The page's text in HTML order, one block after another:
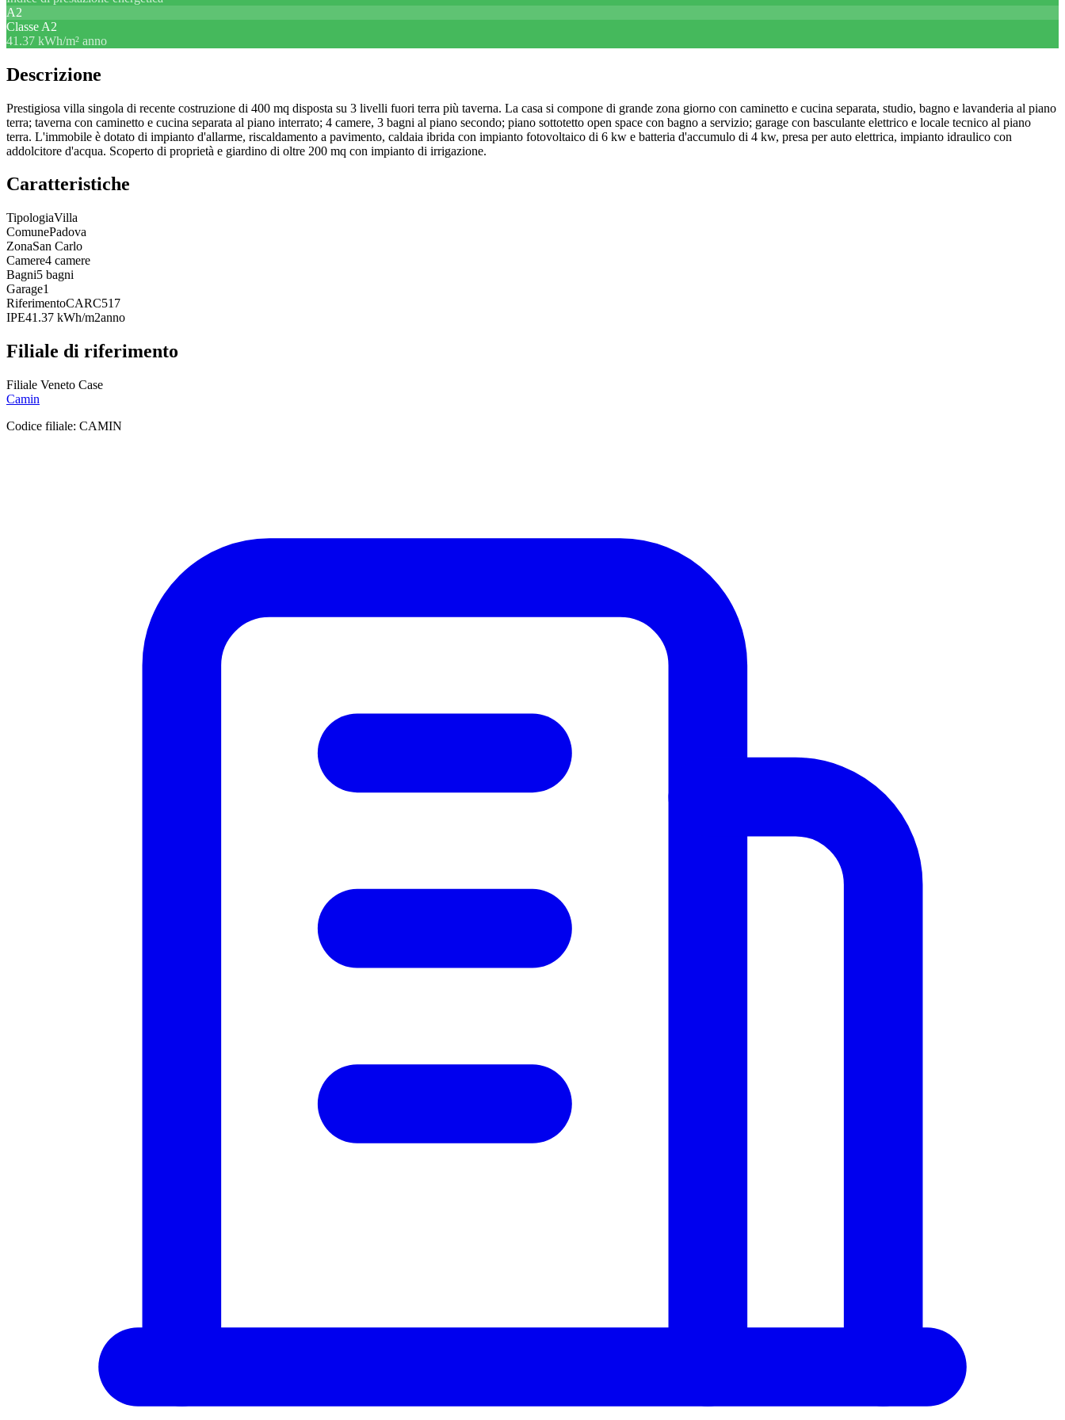
A2
Classe A2
41.37 kWh/m² anno
Descrizione
Prestigiosa villa singola di recente costruzione di 400 mq disposta su 3 livelli fuori terra più taverna. La casa si compone di grande zona giorno con caminetto e cucina separata, studio, bagno e lavanderia al piano
terra; taverna con caminetto e cucina separata al piano interrato; 4 camere, 3 bagni al piano secondo; piano sottotetto open space con bagno a servizio; garage con basculante elettrico e locale tecnico al piano
terra. L'immobile è dotato di impianto d'allarme, riscaldamento a pavimento, caldaia ibrida con impianto fotovoltaico di 6 kw e batteria d'accumulo di 4 kw, presa per auto elettrica, impianto idraulico con
addolcitore d'acqua. Scoperto di proprietà e giardino di oltre 200 mq con impianto di irrigazione.
Caratteristiche
TipologiaVilla
ComunePadova
ZonaSan Carlo
Camere4 camere
Bagni5 bagni
Garage1
RiferimentoCARC517
IPE41.37 kWh/m2anno
Filiale di riferimento
Filiale Veneto Case
Camin
Codice filiale: CAMIN